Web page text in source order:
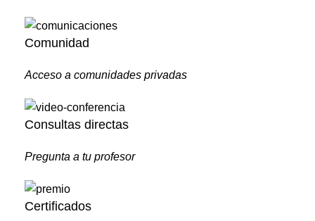
Comunidad
Acceso a comunidades privadas
Consultas directas
Pregunta a tu profesor
Certificados